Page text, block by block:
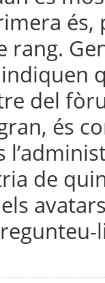
rang.
del
és
de